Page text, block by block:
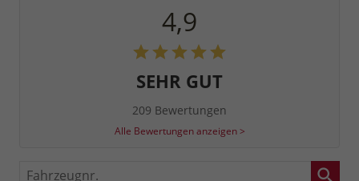
4,9
SEHR GUT
209 Bewertungen
Alle Bewertungen anzeigen >
Fahrzeugnr.